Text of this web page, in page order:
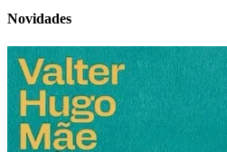
Novidades